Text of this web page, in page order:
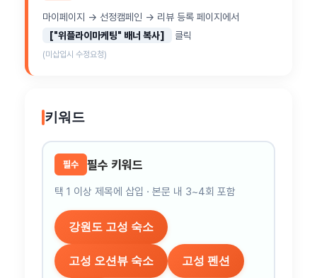
마이페이지 → 선정캠페인 → 리뷰 등록 페이지에서
["위플라이마케팅" 배너 복사]
클릭
(미삽입시 수정요청)
키워드
필수 필수 키워드
택 1 이상 제목에 삽입 · 본문 내 3~4회 포함
강원도 고성 숙소
고성 오션뷰 숙소 고성 펜션